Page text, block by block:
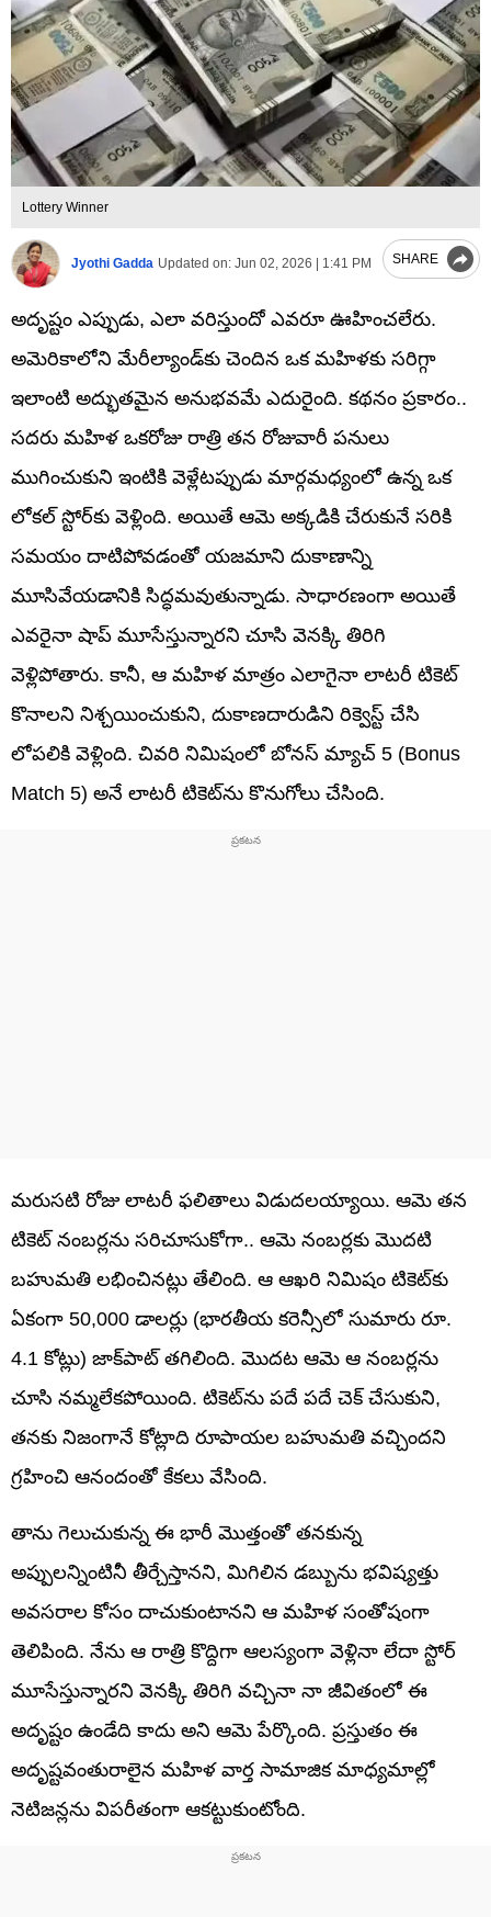
Lottery Winner
Jyothi Gadda Updated on: Jun 02, 2026 | 1:41 PM SHARE
అదృష్టం ఎప్పుడు, ఎలా వరిస్తుందో ఎవరూ ఊహించలేరు.
అమెరికాలోని మేరీల్యాండ్‌కు చెందిన ఒక మహిళకు సరిగ్గా
ఇలాంటి అద్భుతమైన అనుభవమే ఎదురైంది. కథనం ప్రకారం..
సదరు మహిళ ఒకరోజు రాత్రి తన రోజువారీ పనులు
ముగించుకుని ఇంటికి వెళ్లేటప్పుడు మార్గమధ్యంలో ఉన్న ఒక
లోకల్ స్టోర్‌కు వెళ్లింది. అయితే ఆమె అక్కడికి చేరుకునే సరికి
సమయం దాటిపోవడంతో యజమాని దుకాణాన్ని
మూసివేయడానికి సిద్ధమవుతున్నాడు. సాధారణంగా అయితే
ఎవరైనా షాప్ మూసేస్తున్నారని చూసి వెనక్కి తిరిగి
వెళ్లిపోతారు. కానీ, ఆ మహిళ మాత్రం ఎలాగైనా లాటరీ టికెట్
కొనాలని నిశ్చయించుకుని, దుకాణదారుడిని రిక్వెస్ట్ చేసి
లోపలికి వెళ్లింది. చివరి నిమిషంలో బోనస్ మ్యాచ్ 5 (Bonus
Match 5) అనే లాటరీ టికెట్‌ను కొనుగోలు చేసింది.
మరుసటి రోజు లాటరీ ఫలితాలు విడుదలయ్యాయి. ఆమె తన
టికెట్ నంబర్లను సరిచూసుకోగా.. ఆమె నంబర్లకు మొదటి
బహుమతి లభించినట్లు తేలింది. ఆ ఆఖరి నిమిషం టికెట్‌కు
ఏకంగా 50,000 డాలర్లు (భారతీయ కరెన్సీలో సుమారు రూ.
4.1 కోట్లు) జాక్‌పాట్ తగిలింది. మొదట ఆమె ఆ నంబర్లను
చూసి నమ్మలేకపోయింది. టికెట్‌ను పదే పదే చెక్ చేసుకుని,
తనకు నిజంగానే కోట్లాది రూపాయల బహుమతి వచ్చిందని
గ్రహించి ఆనందంతో కేకలు వేసింది.
తాను గెలుచుకున్న ఈ భారీ మొత్తంతో తనకున్న
అప్పులన్నింటినీ తీర్చేస్తానని, మిగిలిన డబ్బును భవిష్యత్తు
అవసరాల కోసం దాచుకుంటానని ఆ మహిళ సంతోషంగా
తెలిపింది. నేను ఆ రాత్రి కొద్దిగా ఆలస్యంగా వెళ్లినా లేదా స్టోర్
మూసేస్తున్నారని వెనక్కి తిరిగి వచ్చినా నా జీవితంలో ఈ
అదృష్టం ఉండేది కాదు అని ఆమె పేర్కొంది. ప్రస్తుతం ఈ
అదృష్టవంతురాలైన మహిళ వార్త సామాజిక మాధ్యమాల్లో
నెటిజన్లను విపరీతంగా ఆకట్టుకుంటోంది.